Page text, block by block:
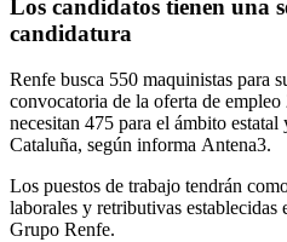
Los candidatos tienen una
candidatura
Renfe busca 550 maquinistas para
convocatoria de la oferta de
necesitan 475 para el ámbito
Cataluña, según informa Antena3.
Los puestos de trabajo tendrán
laborales y retributivas
Grupo Renfe.